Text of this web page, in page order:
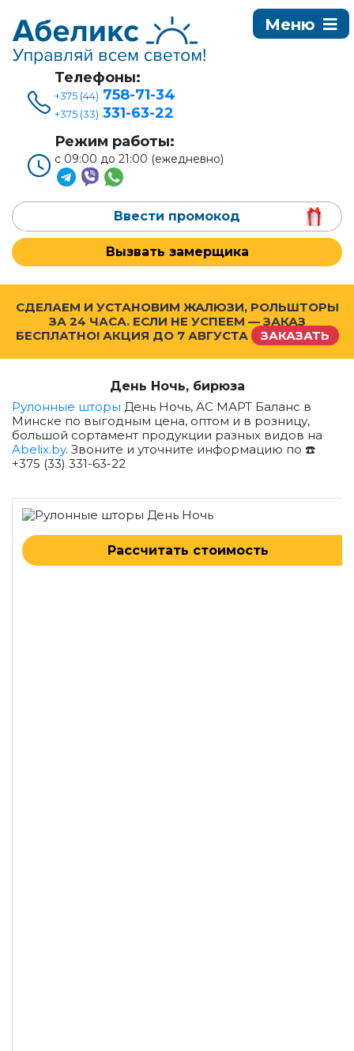
Телефоны:
+375 (44) 758-71-34
+375 (33) 331-63-22
Режим работы:
с 09:00 до 21:00 (ежедневно)
Ввести промокод
Вызвать замерщика
СДЕЛАЕМ И УСТАНОВИМ ЖАЛЮЗИ, РОЛЬШТОРЫ
ЗА 24 ЧАСА. ЕСЛИ НЕ УСПЕЕМ — ЗАКАЗ
БЕСПЛАТНО! АКЦИЯ ДО 7 АВГУСТА ЗАКАЗАТЬ
День Ночь, бирюза
Рулонные шторы День Ночь, АС МАРТ Баланс в
Минске по выгодным цена, оптом и в розницу,
большой сортамент продукции разных видов на
Abelix.by. Звоните и уточните информацию по ☎️
+375 (33) 331-63-22
Рассчитать стоимость